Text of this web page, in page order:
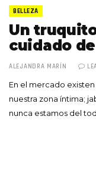
BELLEZA
Un
cuidado
ALEJANDRA MARÍN
En el mercado
nuestra zona íntima;
nunca estamos del